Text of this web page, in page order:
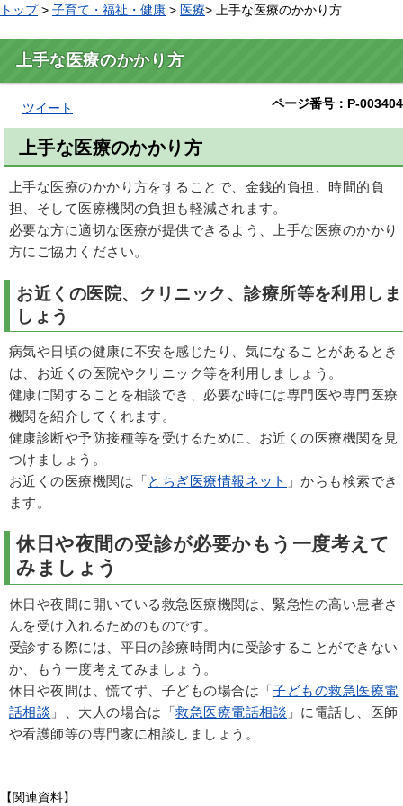
トップ> 子育て・福祉・健康 > 医療> 上手な医療のかかり方
上手な医療のかかり方
ページ番号：P-003404
ツイート
上手な医療のかかり方
上手な医療のかかり方をすることで、金銭的負担、時間的負
担、そして医療機関の負担も軽減されます。
必要な方に適切な医療が提供できるよう、上手な医療のかかり
方にご協力ください。
お近くの医院、クリニック、診療所等を利用しま
しょう
病気や日頃の健康に不安を感じたり、気になることがあるとき
は、お近くの医院やクリニック等を利用しましょう。
健康に関することを相談でき、必要な時には専門医や専門医療
機関を紹介してくれます。
健康診断や予防接種等を受けるために、お近くの医療機関を見
つけましょう。
お近くの医療機関は「 とちぎ医療情報ネット 」からも検索でき
ます。
休日や夜間の受診が必要かもう一度考えて
みましょう
休日や夜間に開いている救急医療機関は、緊急性の高い患者さ
んを受け入れるためのものです。
受診する際には、平日の診療時間内に受診することができない
か、もう一度考えてみましょう。
休日や夜間は、慌てず、子どもの場合は「子どもの救急医療電
話相談 」、大人の場合は「救急医療電話相談 」に電話し、医師
や看護師等の専門家に相談しましょう。
【関連資料】